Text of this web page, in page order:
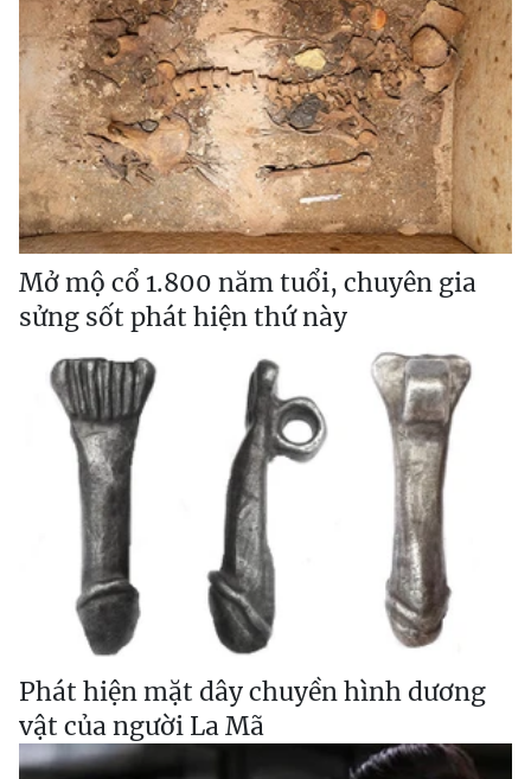
Mở mộ cổ 1.800 năm tuổi, chuyên gia
sửng sốt phát hiện thứ này
Phát hiện mặt dây chuyền hình dương
vật của người La Mã